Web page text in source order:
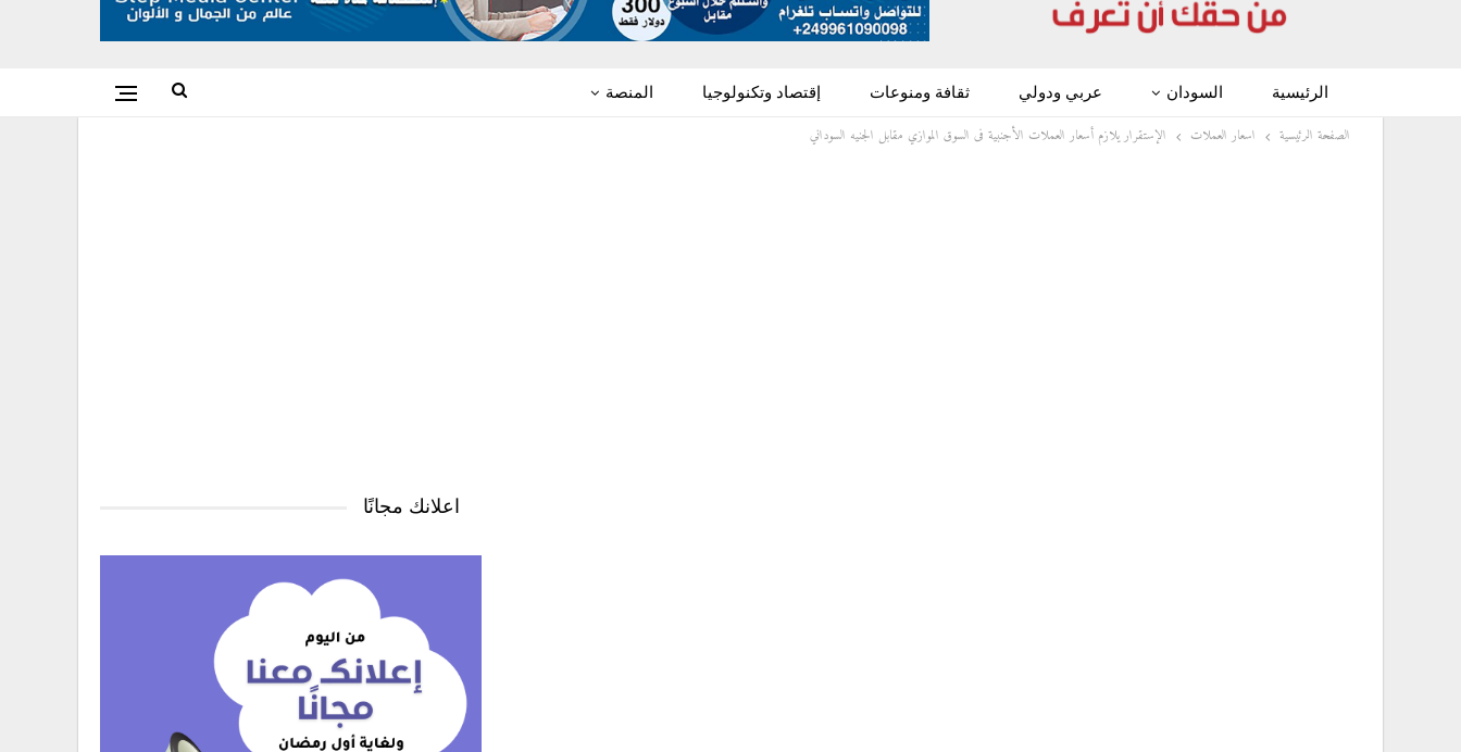
الرئيسية السودان عربي ودولي ثقافة ومنوعات إقتصاد وتكنولوجيا المنصة
الصفحة الرئيسية اسعار العملات الإستقرار يلازم أسعار العملات الأجنبية فى السوق الموازي مقابل الجنيه السوداني
اعلانك مجانًا